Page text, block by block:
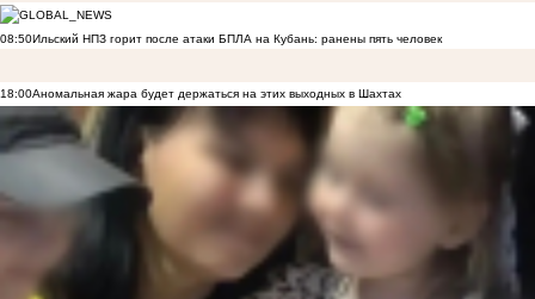
08:50Ильский НПЗ горит после атаки БПЛА на Кубань: ранены пять человек
18:00Аномальная жара будет держаться на этих выходных в Шахтах